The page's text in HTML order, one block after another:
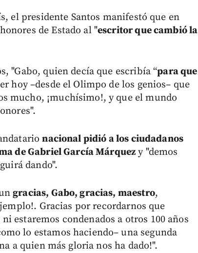
el presidente Santos manifestó que en
de Estado al "escritor que cambió la
"Gabo, quien decía que escribía “para que
hoy –desde el Olimpo de los genios– que
mucho, ¡muchísimo!, y que el mundo
nacional pidió a los ciudadanos
de Gabriel García Márquez y "demos
dando".
gracias, Gabo, gracias, maestro,
Gracias por recordarnos que
estaremos condenados a otros 100 años
lo estamos haciendo– una segunda
a quien más gloria nos ha dado!".